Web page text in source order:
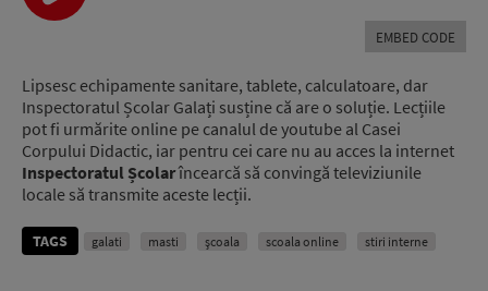
EMBED CODE
Lipsesc echipamente sanitare, tablete, calculatoare, dar
Inspectoratul Școlar Galați susține că are o soluție. Lecțiile
pot fi urmărite online pe canalul de youtube al Casei
Corpului Didactic, iar pentru cei care nu au acces la internet
Inspectoratul Școlarîncearcă să convingă televiziunile
locale să transmite aceste lecții.
TAGS galati masti școala scoala online stiri interne